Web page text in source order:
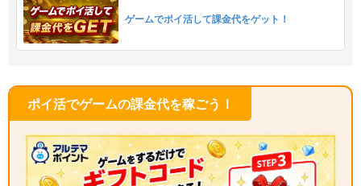
ゲームでポイ活して課金代をゲット！
ポイ活でゲームの課金代を稼ごう！